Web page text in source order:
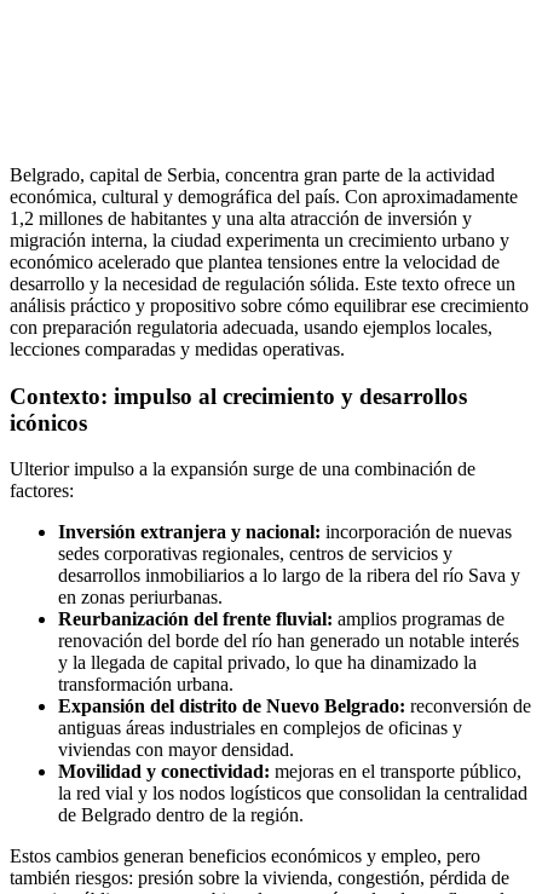
Belgrado, capital de Serbia, concentra gran parte de la actividad
económica, cultural y demográfica del país. Con aproximadamente
1,2 millones de habitantes y una alta atracción de inversión y
migración interna, la ciudad experimenta un crecimiento urbano y
económico acelerado que plantea tensiones entre la velocidad de
desarrollo y la necesidad de regulación sólida. Este texto ofrece un
análisis práctico y propositivo sobre cómo equilibrar ese crecimiento
con preparación regulatoria adecuada, usando ejemplos locales,
lecciones comparadas y medidas operativas.
Contexto: impulso al crecimiento y desarrollos
icónicos
Ulterior impulso a la expansión surge de una combinación de
factores:
Inversión extranjera y nacional: incorporación de nuevas
sedes corporativas regionales, centros de servicios y
desarrollos inmobiliarios a lo largo de la ribera del río Sava y
en zonas periurbanas.
Reurbanización del frente fluvial: amplios programas de
renovación del borde del río han generado un notable interés
y la llegada de capital privado, lo que ha dinamizado la
transformación urbana.
Expansión del distrito de Nuevo Belgrado: reconversión de
antiguas áreas industriales en complejos de oficinas y
viviendas con mayor densidad.
Movilidad y conectividad: mejoras en el transporte público,
la red vial y los nodos logísticos que consolidan la centralidad
de Belgrado dentro de la región.
Estos cambios generan beneficios económicos y empleo, pero
también riesgos: presión sobre la vivienda, congestión, pérdida de